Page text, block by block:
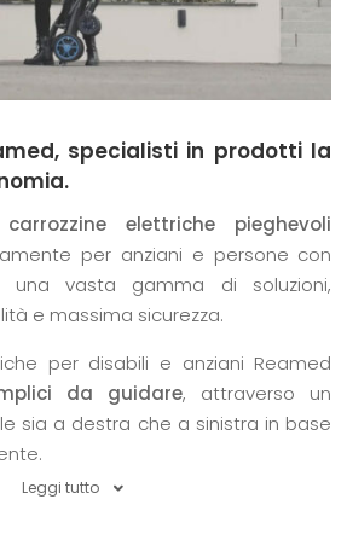
specialisti in prodotti la
carrozzine elettriche pieghevoli
per anziani e persone con
una vasta gamma di soluzioni,
e massima sicurezza.
per disabili e anziani Reamed
da guidare, attraverso un
sia a destra che a sinistra in base
Leggi tutto